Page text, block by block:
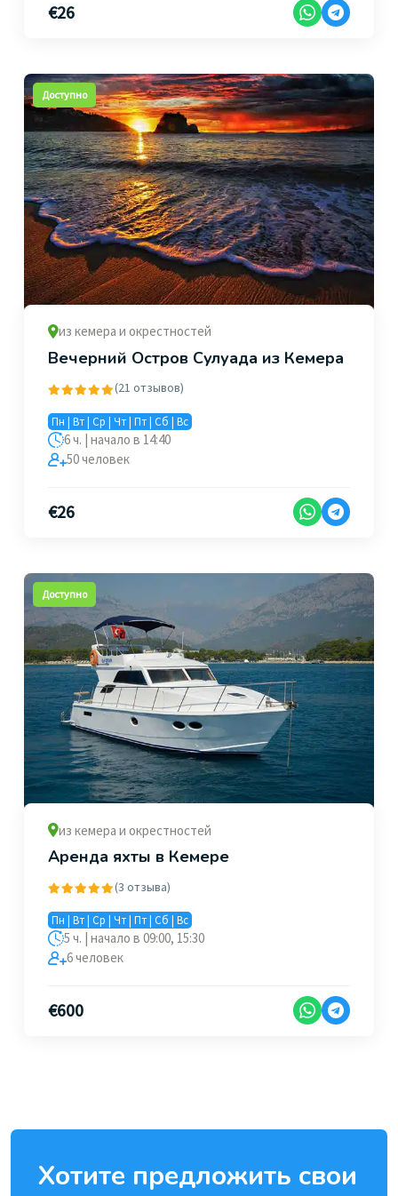
€26
Доступно
из кемера и окрестностей
Вечерний Остров Сулуада из Кемера
(21 отзывов)
Пн | Вт | Ср | Чт | Пт | Сб | Вс
6 ч. | начало в 14:40
50 человек
€26
Доступно
из кемера и окрестностей
Аренда яхты в Кемере
(3 отзыва)
Пн | Вт | Ср | Чт | Пт | Сб | Вс
5 ч. | начало в 09:00, 15:30
6 человек
€600
Хотите предложить свои